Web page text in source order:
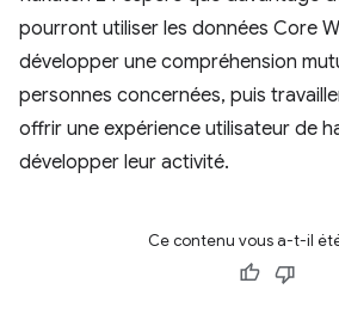
pourront utiliser les données Core
développer une compréhension
personnes concernées, puis
offrir une expérience utilisateur de
développer leur activité.
Ce contenu vous a-t-il